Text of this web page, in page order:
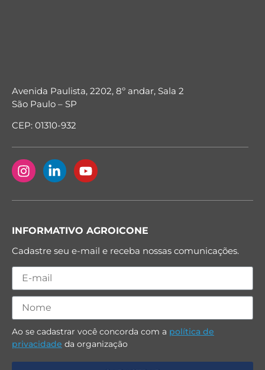
Avenida Paulista, 2202, 8º andar, Sala 2
São Paulo – SP
CEP: 01310-932
INFORMATIVO AGROICONE
Cadastre seu e-mail e receba nossas comunicações.
Ao se cadastrar você concorda com a política de
privacidade da organização